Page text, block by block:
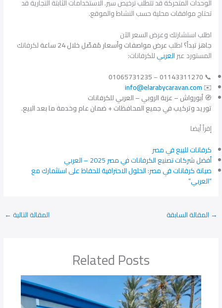
الوحدات المتحركة قد تتطلّب ترخيص سير. الاستخدامات الثابتة التجارية قد
تحتاج موافقات محلية حسب النشاط والموقع.
اطلب استشارتك وعرض السعر الآن
جاهز تبدأ؟اطلبعرض مواصفات وأسعار مُفصّل خلال 24 ساعة
لكرفانك
المستورد عبرالعربيللكرفانات:
📞
01143311270
–
01065731235
✉️
info@elarabycaravan.com
🧭أبورواش – عزبة الروبي – العربي للكرفانات
توريد وتركيب في جميع المحافظات + ضمان عام وخدمة ما بعد البيع.
إقرأ أيضا
كرفانات للبيع في مصر
أفضل شركات تصنيع الكرفانات في مصر 2025 – العربي
صيانة كرفانات في مصر: الحلول الاحترافية للحفاظ على استثمارك مع
“العربي”
→ المقالة السابقة المقالة التالية←
Related Posts